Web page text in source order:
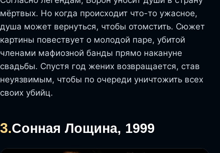
мёртвых. Но когда происходит что-то ужасное,
душа может вернуться, чтобы отомстить. Сюжет
картины повествует о молодой паре, убитой
членами мафиозной банды прямо накануне
свадьбы. Спустя год жених возвращается, став
неуязвимым, чтобы по очереди уничтожить всех
своих убийц.
3.Сонная Лощина, 1999